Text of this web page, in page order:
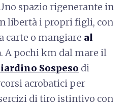
spazio rigenerante in
libertà i propri figli, con
carte o mangiare al
. A pochi km dal mare il
Sospeso di
acrobatici per
di tiro istintivo con